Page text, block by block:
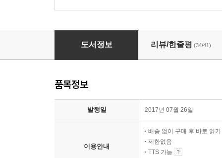
최고들의 일머리 법칙
도서정보 리뷰/한줄평 (34/41)
품목정보
발행일 2017년 07월 26일
이용안내
배송 없이 구매 후 바로 읽기
제한없음
TTS 가능